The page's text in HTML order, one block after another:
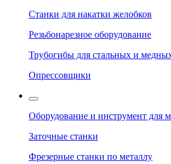
Станки для накатки желобков
Резьбонарезное оборудование
Трубогибы для стальных и
Опрессовщики
Оборудование и инструмент для
Заточные станки
Фрезерные станки по металлу